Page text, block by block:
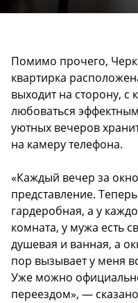
Помимо прочего,
квартирка
выходит на сторону,
любоваться
уютных вечеров
на камеру телефона.
«Каждый вечер за
представление.
гардеробная, а у
комната, у мужа есть
душевая и ванная, а
пор вызывает у меня
Уже можно
переездом», — сказано